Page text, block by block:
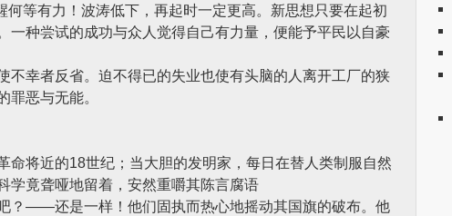
何等有力！波涛低下，再起时一定更高。新思想只要在起初
种尝试的成功与众人觉得自己有力量，便能予平民以自豪
幸者反省。迫不得已的失业也使有头脑的人离开工厂的狭
罪恶与无能。
将近的18世纪；当大胆的发明家，每日在替人类制服自然
学竟聋哑地留着，安然重嚼其陈言腐语
——还是一样！他们固执而热心地摇动其国旗的破布。他